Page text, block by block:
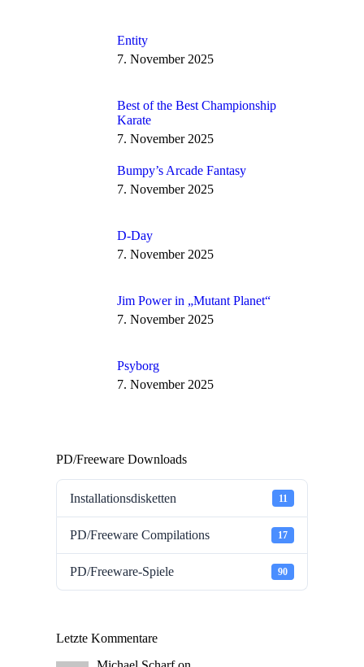
Entity
7. November 2025
Best of the Best Championship
Karate
7. November 2025
Bumpy’s Arcade Fantasy
7. November 2025
D-Day
7. November 2025
Jim Power in „Mutant Planet“
7. November 2025
Psyborg
7. November 2025
PD/Freeware Downloads
Installationsdisketten 11
PD/Freeware Compilations 17
PD/Freeware-Spiele 90
Letzte Kommentare